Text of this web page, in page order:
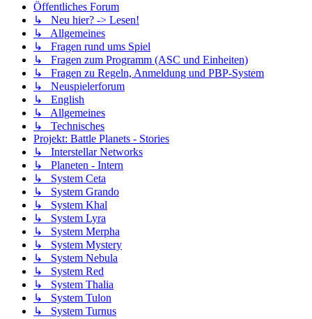
Öffentliches Forum
↳ Neu hier? -> Lesen!
↳ Allgemeines
↳ Fragen rund ums Spiel
↳ Fragen zum Programm (ASC und Einheiten)
↳ Fragen zu Regeln, Anmeldung und PBP-System
↳ Neuspielerforum
↳ English
↳ Allgemeines
↳ Technisches
Projekt: Battle Planets - Stories
↳ Interstellar Networks
↳ Planeten - Intern
↳ System Ceta
↳ System Grando
↳ System Khal
↳ System Lyra
↳ System Merpha
↳ System Mystery
↳ System Nebula
↳ System Red
↳ System Thalia
↳ System Tulon
↳ System Turnus